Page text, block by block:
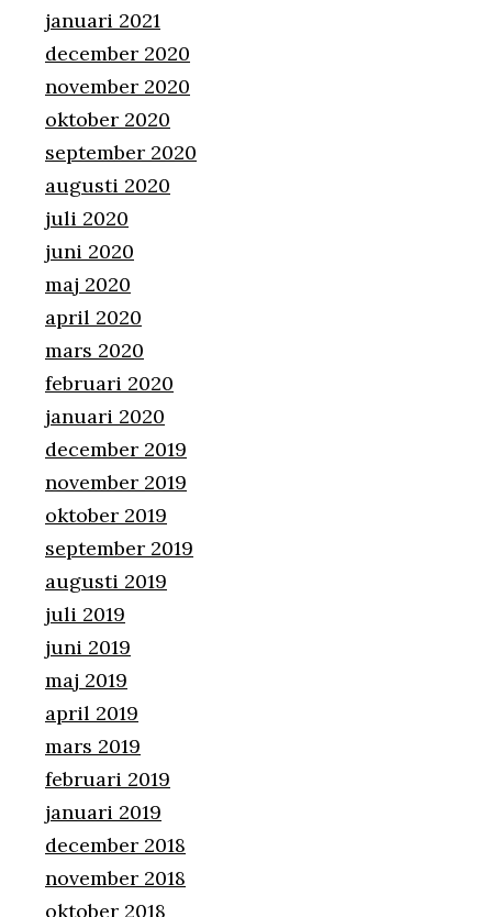
januari 2021
december 2020
november 2020
oktober 2020
september 2020
augusti 2020
juli 2020
juni 2020
maj 2020
april 2020
mars 2020
februari 2020
januari 2020
december 2019
november 2019
oktober 2019
september 2019
augusti 2019
juli 2019
juni 2019
maj 2019
april 2019
mars 2019
februari 2019
januari 2019
december 2018
november 2018
oktober 2018